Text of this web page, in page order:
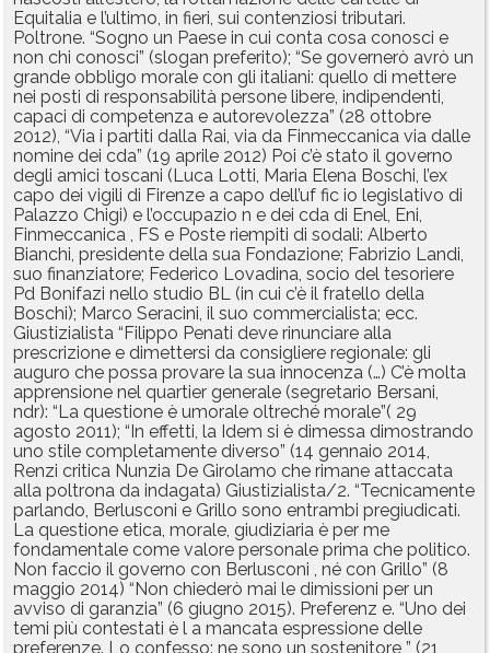
Equitalia e l’ultimo, in fieri, sui contenziosi tributari.
Poltrone. “Sogno un Paese in cui conta cosa conosci e
non chi conosci” (slogan preferito); “Se governerò avrò un
grande obbligo morale con gli italiani: quello di mettere
nei posti di responsabilità persone libere, indipendenti,
capaci di competenza e autorevolezza” (28 ottobre
2012), “Via i partiti dalla Rai, via da Finmeccanica via dalle
nomine dei cda” (19 aprile 2012) Poi c’è stato il governo
degli amici toscani (Luca Lotti, Maria Elena Boschi, l’ex
capo dei vigili di Firenze a capo dell’uf fic io legislativo di
Palazzo Chigi) e l’occupazio n e dei cda di Enel, Eni,
Finmeccanica , FS e Poste riempiti di sodali: Alberto
Bianchi, presidente della sua Fondazione; Fabrizio Landi,
suo finanziatore; Federico Lovadina, socio del tesoriere
Pd Bonifazi nello studio BL (in cui c’è il fratello della
Boschi); Marco Seracini, il suo commercialista; ecc.
Giustizialista “Filippo Penati deve rinunciare alla
prescrizione e dimettersi da consigliere regionale: gli
auguro che possa provare la sua innocenza (…) C’è molta
apprensione nel quartier generale (segretario Bersani,
ndr): “La questione è umorale oltreché morale”( 29
agosto 2011); “In effetti, la Idem si è dimessa dimostrando
uno stile completamente diverso” (14 gennaio 2014,
Renzi critica Nunzia De Girolamo che rimane attaccata
alla poltrona da indagata) Giustizialista/2. “Tecnicamente
parlando, Berlusconi e Grillo sono entrambi pregiudicati.
La questione etica, morale, giudiziaria è per me
fondamentale come valore personale prima che politico.
Non faccio il governo con Berlusconi , né con Grillo” (8
maggio 2014) “Non chiederò mai le dimissioni per un
avviso di garanzia” (6 giugno 2015). Preferenz e. “Uno dei
temi più contestati è l a mancata espressione delle
preferenze. Lo confesso: ne sono un sostenitore ” (21